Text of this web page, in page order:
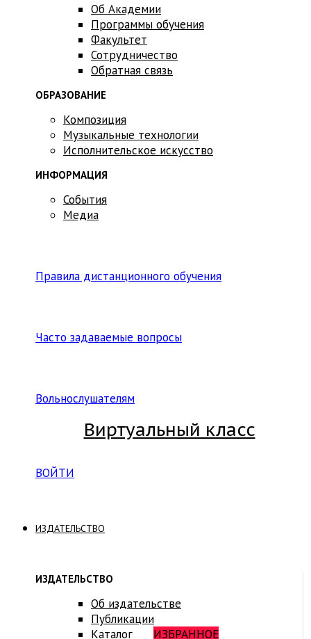
Об Академии
Программы обучения
Факультет
Сотрудничество
Обратная связь
ОБРАЗОВАНИЕ
Композиция
Музыкальные технологии
Исполнительское искусство
ИНФОРМАЦИЯ
События
Медиа
Правила дистанционного обучения
Часто задаваемые вопросы
Вольнослушателям
Виртуальный класс
ВОЙТИ
ИЗДАТЕЛЬСТВО
ИЗДАТЕЛЬСТВО
Об издательстве
Публикации
Каталог ИЗБРАННОЕ